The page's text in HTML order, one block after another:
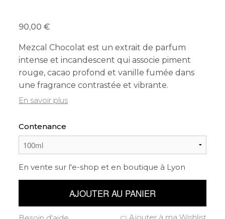
90,00
Mezcal Chocolat est un extrait de parfum
intense et incandescent qui associe piment
rouge, cacao profond et vanille fumée dans
une fragrance contrastée et vibrante.
En savoir plus
Contenance
En vente sur l'e-shop et en boutique à Lyon
AJOUTER AU PANIER